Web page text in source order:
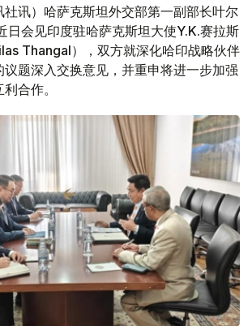
社讯）哈萨克斯坦外交部第一副部长叶尔
日会见印度驻哈萨克斯坦大使Y.K.赛拉斯
Thangal），双方就深化哈印战略伙伴
议题深入交换意见，并重申将进一步加强
合作。